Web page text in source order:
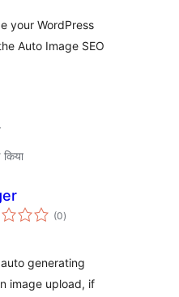
your WordPress
Auto Image SEO
(0कुल
दर)
generating
image upload, if